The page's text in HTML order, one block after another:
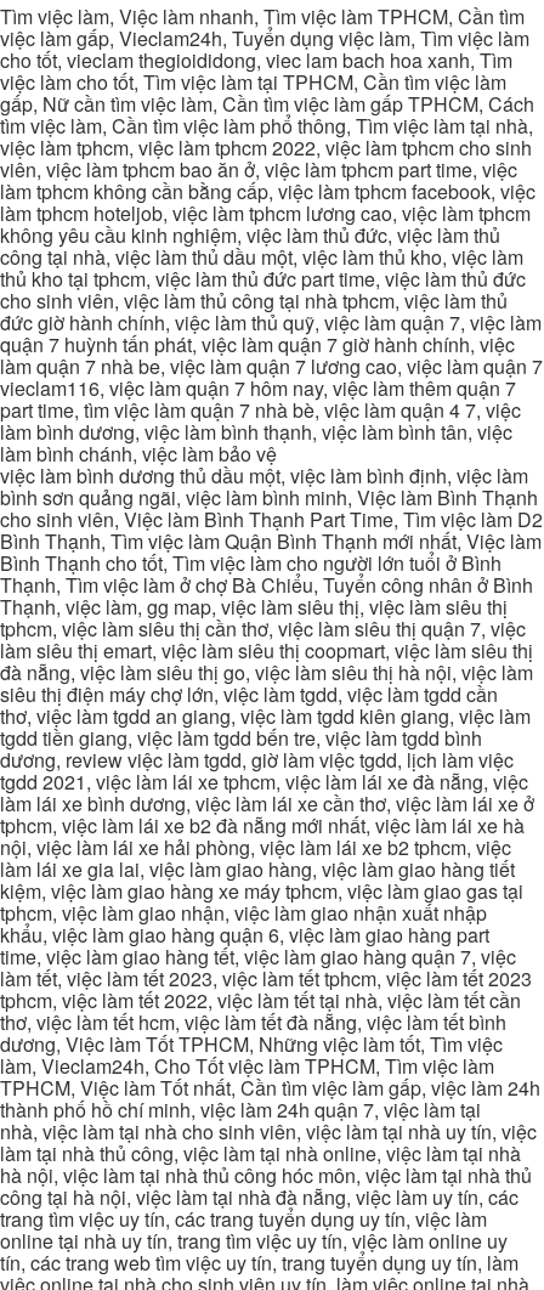
Tìm việc làm, Việc làm nhanh, Tìm việc làm TPHCM, Cần tìm
việc làm gấp, Vieclam24h, Tuyển dụng việc làm, Tìm việc làm
cho tốt, vieclam thegioididong, viec lam bach hoa xanh, Tìm
việc làm cho tốt, Tìm việc làm tại TPHCM, Cần tìm việc làm
gấp, Nữ cần tìm việc làm, Cần tìm việc làm gấp TPHCM, Cách
tìm việc làm, Cần tìm việc làm phổ thông, Tìm việc làm tại nhà,
việc làm tphcm, việc làm tphcm 2022, việc làm tphcm cho sinh
viên, việc làm tphcm bao ăn ở, việc làm tphcm part time, việc
làm tphcm không cần bằng cấp, việc làm tphcm facebook, việc
làm tphcm hoteljob, việc làm tphcm lương cao, việc làm tphcm
không yêu cầu kinh nghiệm, việc làm thủ đức, việc làm thủ
công tại nhà, việc làm thủ dầu một, việc làm thủ kho, việc làm
thủ kho tại tphcm, việc làm thủ đức part time, việc làm thủ đức
cho sinh viên, việc làm thủ công tại nhà tphcm, việc làm thủ
đức giờ hành chính, việc làm thủ quỹ, việc làm quận 7, việc làm
quận 7 huỳnh tấn phát, việc làm quận 7 giờ hành chính, việc
làm quận 7 nhà be, việc làm quận 7 lương cao, việc làm quận 7
vieclam116, việc làm quận 7 hôm nay, việc làm thêm quận 7
part time, tìm việc làm quận 7 nhà bè, việc làm quận 4 7, việc
làm bình dương, việc làm bình thạnh, việc làm bình tân, việc
làm bình chánh, việc làm bảo vệ
việc làm bình dương thủ dầu một, việc làm bình định, việc làm
bình sơn quảng ngãi, việc làm bình minh, Việc làm Bình Thạnh
cho sinh viên, Việc làm Bình Thạnh Part Time, Tìm việc làm D2
Bình Thạnh, Tìm việc làm Quận Bình Thạnh mới nhất, Việc làm
Bình Thạnh cho tốt, Tìm việc làm cho người lớn tuổi ở Bình
Thạnh, Tìm việc làm ở chợ Bà Chiểu, Tuyển công nhân ở Bình
Thạnh, việc làm, gg map, việc làm siêu thị, việc làm siêu thị
tphcm, việc làm siêu thị cần thơ, việc làm siêu thị quận 7, việc
làm siêu thị emart, việc làm siêu thị coopmart, việc làm siêu thị
đà nẵng, việc làm siêu thị go, việc làm siêu thị hà nội, việc làm
siêu thị điện máy chợ lớn, việc làm tgdd, việc làm tgdd cần
thơ, việc làm tgdd an giang, việc làm tgdd kiên giang, việc làm
tgdd tiền giang, việc làm tgdd bến tre, việc làm tgdd bình
dương, review việc làm tgdd, giờ làm việc tgdd, lịch làm việc
tgdd 2021, việc làm lái xe tphcm, việc làm lái xe đà nẵng, việc
làm lái xe bình dương, việc làm lái xe cần thơ, việc làm lái xe ở
tphcm, việc làm lái xe b2 đà nẵng mới nhất, việc làm lái xe hà
nội, việc làm lái xe hải phòng, việc làm lái xe b2 tphcm, việc
làm lái xe gia lai, việc làm giao hàng, việc làm giao hàng tiết
kiệm, việc làm giao hàng xe máy tphcm, việc làm giao gas tại
tphcm, việc làm giao nhận, việc làm giao nhận xuất nhập
khẩu, việc làm giao hàng quận 6, việc làm giao hàng part
time, việc làm giao hàng tết, việc làm giao hàng quận 7, việc
làm tết, việc làm tết 2023, việc làm tết tphcm, việc làm tết 2023
tphcm, việc làm tết 2022, việc làm tết tại nhà, việc làm tết cần
thơ, việc làm tết hcm, việc làm tết đà nẵng, việc làm tết bình
dương, Việc làm Tốt TPHCM, Những việc làm tốt, Tìm việc
làm, Vieclam24h, Cho Tốt việc làm TPHCM, Tìm việc làm
TPHCM, Việc làm Tốt nhất, Cần tìm việc làm gấp, việc làm 24h
thành phố hồ chí minh, việc làm 24h quận 7, việc làm tại
nhà, việc làm tại nhà cho sinh viên, việc làm tại nhà uy tín, việc
làm tại nhà thủ công, việc làm tại nhà online, việc làm tại nhà
hà nội, việc làm tại nhà thủ công hóc môn, việc làm tại nhà thủ
công tại hà nội, việc làm tại nhà đà nẵng, việc làm uy tín, các
trang tìm việc uy tín, các trang tuyển dụng uy tín, việc làm
online tại nhà uy tín, trang tìm việc uy tín, việc làm online uy
tín, các trang web tìm việc uy tín, trang tuyển dụng uy tín, làm
việc online tại nhà cho sinh viên uy tín, làm việc online tại nhà